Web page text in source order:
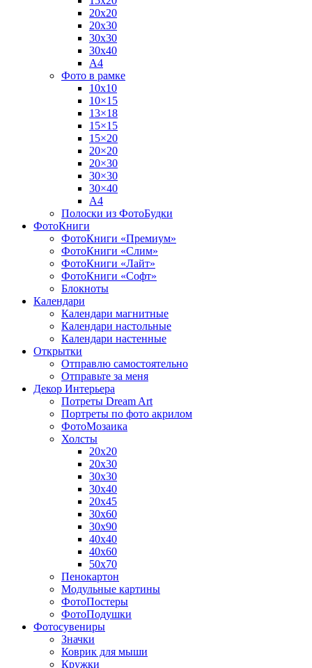
20х20
20х30
30х30
30х40
А4
Фото в рамке
10х10
10×15
13×18
15×15
15×20
20×20
20×30
30×30
30×40
A4
Полоски из ФотоБудки
ФотоКниги
ФотоКниги «Премиум»
ФотоКниги «Слим»
ФотоКниги «Лайт»
ФотоКниги «Софт»
Блокноты
Календари
Календари магнитные
Календари настольные
Календари настенные
Открытки
Отправлю самостоятельно
Отправьте за меня
Декор Интерьера
Потреты Dream Art
Портреты по фото акрилом
ФотоМозаика
Холсты
20х20
20х30
30х30
30х40
20х45
30х60
30х90
40х40
40х60
50х70
Пенокартон
Модульные картины
ФотоПостеры
ФотоПодушки
Фотоcувениры
Значки
Коврик для мыши
Кружки